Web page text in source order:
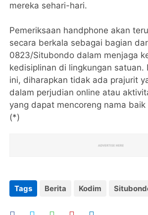
mereka sehari-hari.
Pemeriksaan handphone akan
secara berkala sebagai bagian
0823/Situbondo dalam menjaga
kedisiplinan di lingkungan satuan.
ini, diharapkan tidak ada prajurit
dalam perjudian online atau
yang dapat mencoreng nama baik
(*)
Tags Berita Kodim